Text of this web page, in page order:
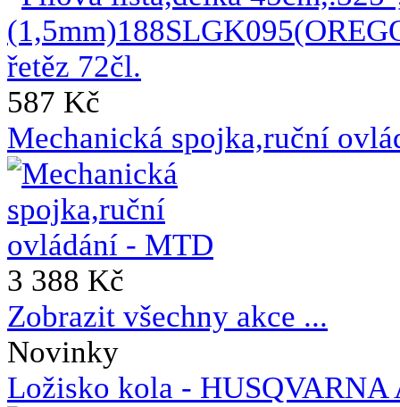
587 Kč
Mechanická spojka,ruční
3 388 Kč
Zobrazit všechny akce ...
Novinky
Ložisko kola - HUSQVARNA